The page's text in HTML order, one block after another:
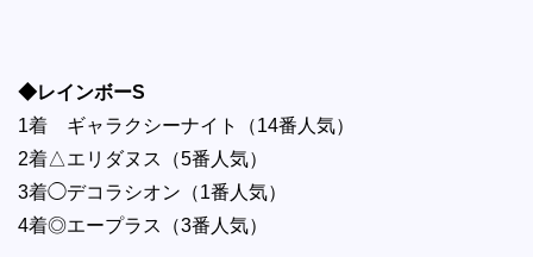
◆レインボーS
1着 ギャラクシーナイト（14番人気）
2着△エリダヌス（5番人気）
3着◯デコラシオン（1番人気）
4着◎エープラス（3番人気）